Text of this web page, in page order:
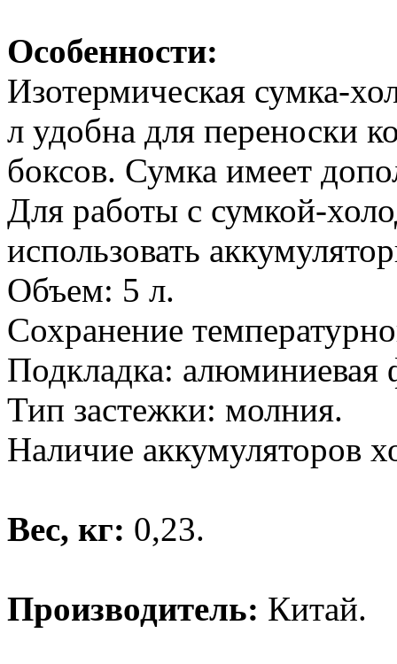
Особенности:
Изотермическая сумка-
л удобна для переноски
боксов. Сумка имеет
Для работы с сумкой-
использовать
Объем: 5 л.
Сохранение
Подкладка: алюминиевая
Тип застежки: молния.
Наличие аккумуляторов
Вес, кг: 0,23.
Производитель: Китай.